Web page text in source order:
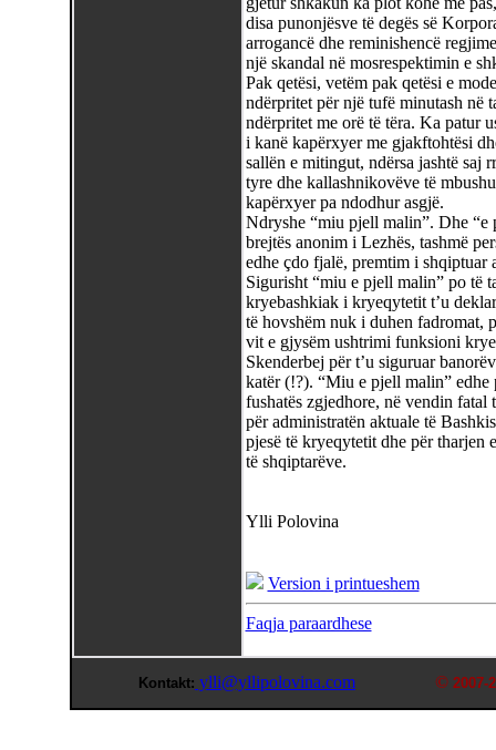
disa punonjësve të degës së
arrogancë dhe reminishencë
një skandal në mosrespektimin e
Pak qetësi, vetëm pak qetësi e
ndërpritet për një tufë minutash në
ndërpritet me orë të tëra. Ka patur
i kanë kapërxyer me gjakftohtësi
sallën e mitingut, ndërsa jashtë saj
tyre dhe kallashnikovëve të
kapërxyer pa ndodhur asgjë.
Ndryshe “miu pjell malin”. Dhe
brejtës anonim i Lezhës, tashmë
edhe çdo fjalë, premtim i
Sigurisht “miu e pjell malin” po të
kryebashkiak i kryeqytetit t’u
të hovshëm nuk i duhen fadromat,
vit e gjysëm ushtrimi funksioni
Skenderbej për t’u siguruar
katër (!?). “Miu e pjell malin” edhe
fushatës zgjedhore, në vendin
për administratën aktuale të
pjesë të kryeqytetit dhe për tharjen
të shqiptarëve.
Ylli Polovina
Version i printueshem
Faqja paraardhese
Kontakt: ylli@yllipolovina.com © 2007-